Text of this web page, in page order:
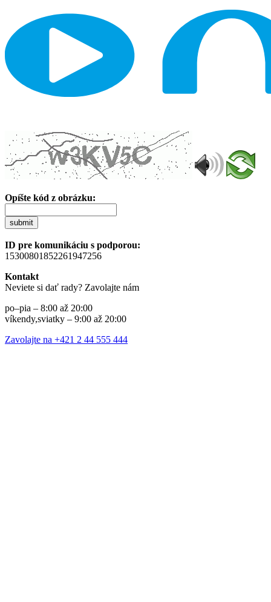
Opíšte kód z obrázku:
submit
ID pre komunikáciu s podporou:
15300801852261947256
Kontakt
Neviete si dať rady? Zavolajte nám
po–pia – 8:00 až 20:00
víkendy,sviatky – 9:00 až 20:00
Zavolajte na +421 2 44 555 444